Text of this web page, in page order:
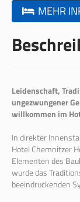
MEHR
Leidenschaft,
ungezwungener
willkommen im
In direkter
Hotel Chemnitzer
Elementen des
wurde das
beeindruckenden